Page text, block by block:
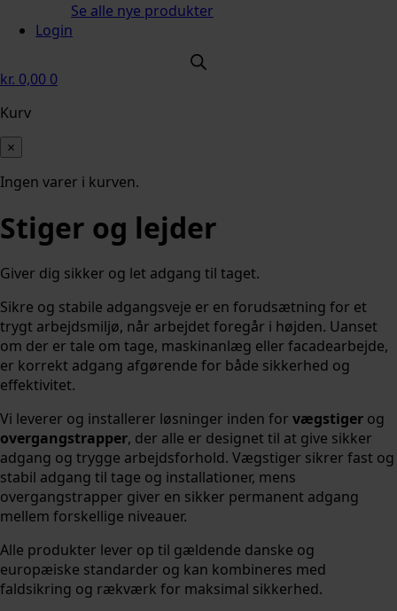
Se alle nye produkter
Login
kr. 0,00 0
Kurv
×
Ingen varer i kurven.
Stiger og lejder
Giver dig sikker og let adgang til taget.
Sikre og stabile adgangsveje er en forudsætning for et
trygt arbejdsmiljø, når arbejdet foregår i højden. Uanset
om der er tale om tage, maskinanlæg eller facadearbejde,
er korrekt adgang afgørende for både sikkerhed og
effektivitet.
Vi leverer og installerer løsninger inden for vægstiger og
overgangstrapper, der alle er designet til at give sikker
adgang og trygge arbejdsforhold. Vægstiger sikrer fast og
stabil adgang til tage og installationer, mens
overgangstrapper giver en sikker permanent adgang
mellem forskellige niveauer.
Alle produkter lever op til gældende danske og
europæiske standarder og kan kombineres med
faldsikring og rækværk for maksimal sikkerhed.